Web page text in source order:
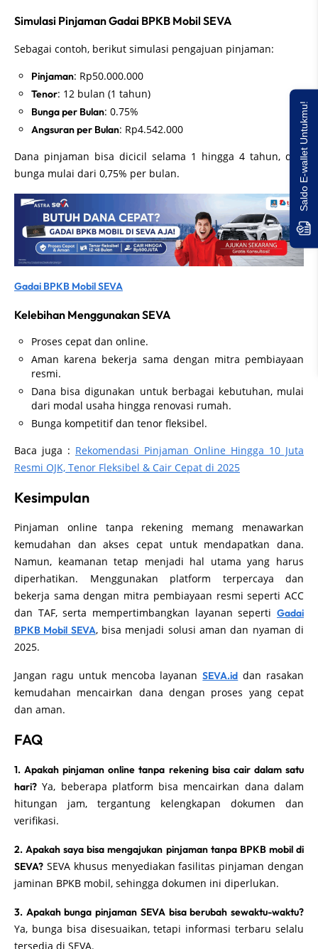
Simulasi Pinjaman Gadai BPKB Mobil SEVA
Sebagai contoh, berikut simulasi pengajuan pinjaman:
Pinjaman: Rp50.000.000
Tenor: 12 bulan (1 tahun)
Bunga per Bulan: 0.75%
Angsuran per Bulan: Rp4.542.000
Dana pinjaman bisa dicicil selama 1 hingga 4 tahun, dan
bunga mulai dari 0,75% per bulan.
Gadai BPKB Mobil SEVA
Kelebihan Menggunakan SEVA
Proses cepat dan online.
Aman karena bekerja sama dengan mitra pembiayaan
resmi.
Dana bisa digunakan untuk berbagai kebutuhan, mulai
dari modal usaha hingga renovasi rumah.
Bunga kompetitif dan tenor fleksibel.
Baca juga : Rekomendasi Pinjaman Online Hingga 10 Juta
Resmi OJK, Tenor Fleksibel & Cair Cepat di 2025
Kesimpulan
Pinjaman online tanpa rekening memang menawarkan
kemudahan dan akses cepat untuk mendapatkan dana.
Namun, keamanan tetap menjadi hal utama yang harus
diperhatikan. Menggunakan platform terpercaya dan
bekerja sama dengan mitra pembiayaan resmi seperti ACC
dan TAF, serta mempertimbangkan layanan seperti Gadai
BPKB Mobil SEVA, bisa menjadi solusi aman dan nyaman di
2025.
Jangan ragu untuk mencoba layananSEVA.id dan rasakan
kemudahan mencairkan dana dengan proses yang cepat
dan aman.
FAQ
1. Apakah pinjaman online tanpa rekening bisa cair dalam satu
hari? Ya, beberapa platform bisa mencairkan dana dalam
hitungan jam, tergantung kelengkapan dokumen dan
verifikasi.
2. Apakah saya bisa mengajukan pinjaman tanpa BPKB mobil di
SEVA? SEVA khusus menyediakan fasilitas pinjaman dengan
jaminan BPKB mobil, sehingga dokumen ini diperlukan.
3. Apakah bunga pinjaman SEVA bisa berubah sewaktu-waktu?
Ya, bunga bisa disesuaikan, tetapi informasi terbaru selalu
tersedia di SEVA.
Saldo E-wallet Untukmu!